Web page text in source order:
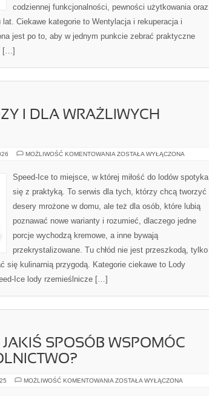
codziennej funkcjonalności, pewności użytkowania oraz
Ciekawe kategorie to Wentylacja i rekuperacja i
jest po to, aby w jednym punkcie zebrać praktyczne
[…]
I DLA WRAŻLIWYCH
MOŻLIWOŚĆ KOMENTOWANIA LODY
DLA
BRZUSZKÓW
ZOSTAŁA WYŁĄCZONA
Speed-Ice to miejsce, w której miłość do lodów spotyka
się z praktyką. To serwis dla tych, którzy chcą tworzyć
desery mrożone w domu, ale też dla osób, które lubią
poznawać nowe warianty i rozumieć, dlaczego jedne
porcje wychodzą kremowe, a inne bywają
przekrystalizowane. Tu chłód nie jest przeszkodą, tylko
się kulinarnią przygodą. Kategorie ciekawe to Lody
Ice lody rzemieślnicze […]
SPOSÓB WSPOMÓC
MOŻLIWOŚĆ KOMENTOWANIA CO
ZOSTAŁA WYŁĄCZONA